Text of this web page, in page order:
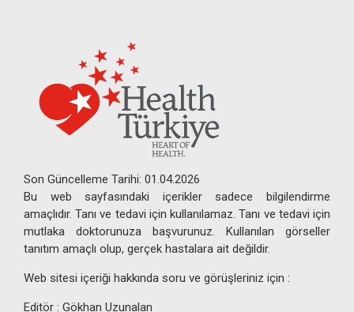
Son Güncelleme Tarihi: 01.04.2026
Bu web sayfasındaki içerikler sadece bilgilendirme
amaçlıdır. Tanı ve tedavi için kullanılamaz. Tanı ve tedavi için
mutlaka doktorunuza başvurunuz. Kullanılan görseller
tanıtım amaçlı olup, gerçek hastalara ait değildir.
Web sitesi içeriği hakkında soru ve görüşleriniz için :
Editör : Gökhan Uzunalan